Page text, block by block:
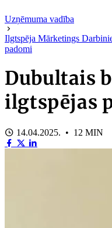
Uzņēmuma vadība
Ilgtspēja Mārketings
padomi
Dubultais
ilgtspējas
14.04.2025. • 12 MIN